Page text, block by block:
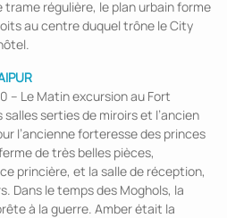
trame régulière, le plan urbain forme
au centre duquel trône le City
– Le Matin excursion au Fort
salles serties de miroirs et l’ancien
l’ancienne forteresse des princes
de très belles pièces,
princière, et la salle de réception,
Dans le temps des Moghols, la
à la guerre. Amber était la